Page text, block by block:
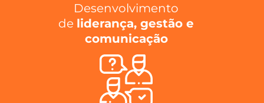
Desenvolvimento
de liderança, gestão e
comunicação